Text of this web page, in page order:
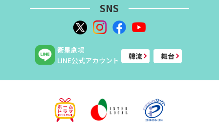
SNS
衛星劇場
LINE公式アカウント
韓流 舞台